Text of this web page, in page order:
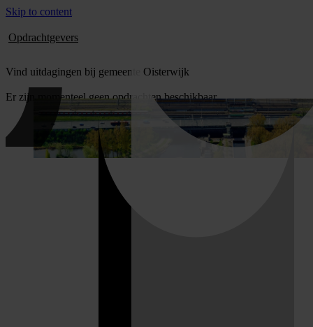
Skip to content
Opdrachtgevers
Vind uitdagingen bij gemeente Oisterwijk
Er zijn momenteel geen opdrachten beschikbaar.